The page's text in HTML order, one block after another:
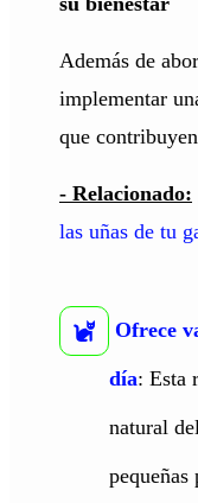
Además de
implementar
que
- Relacionado:
las uñas de tu
Ofrece
día: Esta
natural
pequeñas